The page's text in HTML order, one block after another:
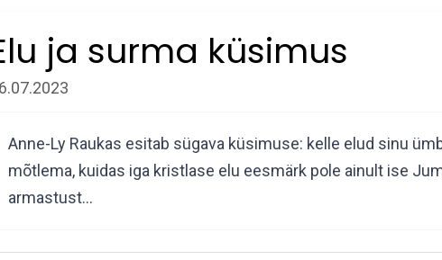
ja surma küsimus
Anne-Ly Raukas esitab sügava küsimuse: kelle elud sinu
mõtlema, kuidas iga kristlase elu eesmärk pole ainult ise
armastust…